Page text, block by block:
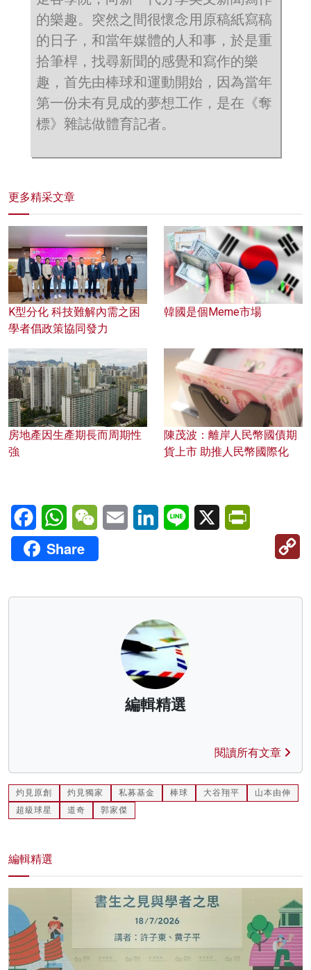
的樂趣。突然之間很懷念用原稿紙寫稿
的日子，和當年媒體的人和事，於是重
拾筆桿，找尋新聞的感覺和寫作的樂
趣，首先由棒球和運動開始，因為當年
第一份未有見成的夢想工作，是在《奪
標》雜誌做體育記者。
更多精采文章
K型分化 科技難解內需之困
學者倡政策協同發力
韓國是個Meme市場
房地產因生產期長而周期性
強
陳茂波：離岸人民幣國債期
貨上市 助推人民幣國際化
FacebookWhatsAppWeChatEmail LinkedInLine X
Share
編輯精選
閱讀所有文章
灼見原創 灼見獨家 私募基金 棒球 大谷翔平
山本由伸
超級球星
道奇 郭家傑
編輯精選